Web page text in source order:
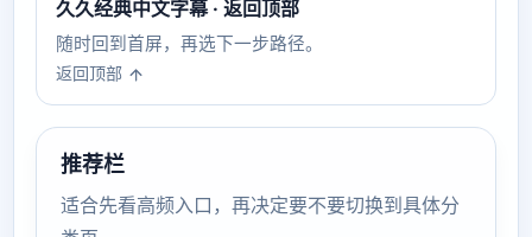
久久经典中文字幕 · 返回顶部
随时回到首屏，再选下一步路径。
返回顶部
推荐栏
适合先看高频入口，再决定要不要切换到具体分